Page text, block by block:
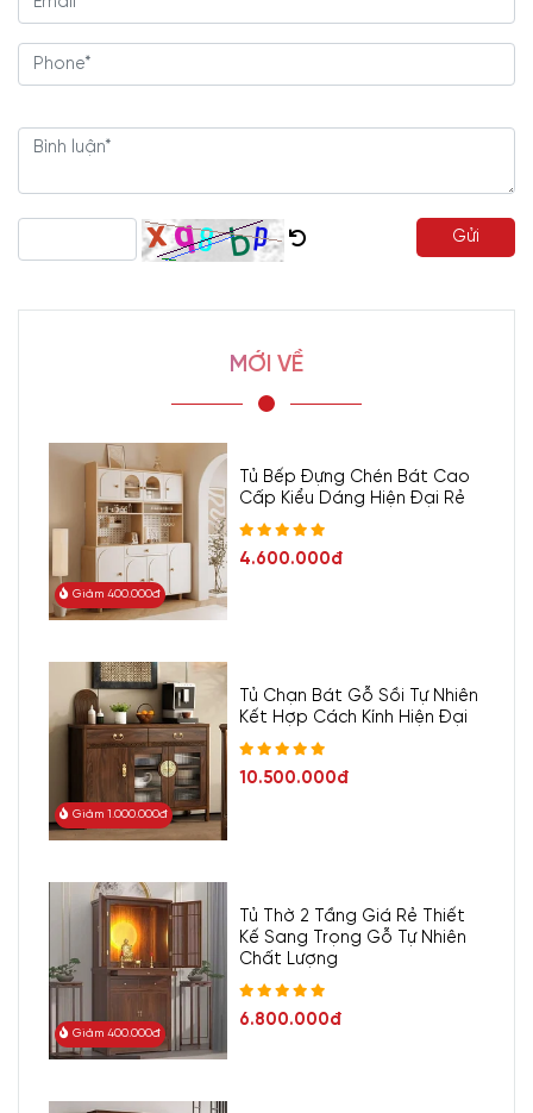
Gửi
MỚI VỀ
Giảm 400.000đ
Tủ Bếp Đựng Chén Bát Cao
Cấp Kiểu Dáng Hiện Đại Rẻ
4.600.000đ
Giảm 1.000.000đ
Tủ Chạn Bát Gỗ Sồi Tự Nhiên
Kết Hợp Cách Kính Hiện Đại
10.500.000đ
Giảm 400.000đ
Tủ Thờ 2 Tầng Giá Rẻ Thiết
Kế Sang Trọng Gỗ Tự Nhiên
Chất Lượng
6.800.000đ